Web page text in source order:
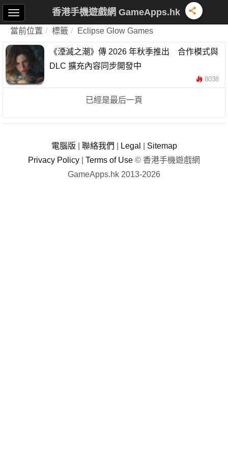
香港手機遊戲網 GameApps.hk
當前位置 標籤 Eclipse Glow Games
《湮滅之潮》傳 2026 年秋季推出 合作模式與
DLC 擴充內容同步開發中
8038
已經是最后一頁
電腦版 聯絡我們 Legal
Sitemap
Privacy Policy
Terms of Use © 香港手機遊戲網
GameApps.hk 2013-2026